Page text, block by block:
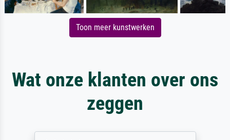
Toon meer kunstwerken
Wat onze klanten over ons
zeggen